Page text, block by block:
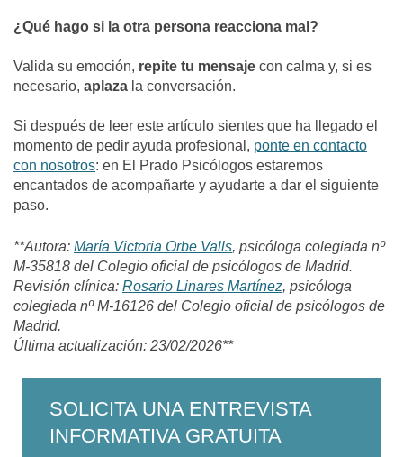
¿Qué hago si la otra persona reacciona mal?
Valida su emoción, repite tu mensaje con calma y, si es
necesario, aplaza la conversación.
Si después de leer este artículo sientes que ha llegado el
momento de pedir ayuda profesional, ponte en contacto
con nosotros: en El Prado Psicólogos estaremos
encantados de acompañarte y ayudarte a dar el siguiente
paso.
**Autora: María Victoria Orbe Valls, psicóloga colegiada nº
M-35818 del Colegio oficial de psicólogos de Madrid.
Revisión clínica: Rosario Linares Martínez, psicóloga
colegiada nº M-16126 del Colegio oficial de psicólogos de
Madrid.
Última actualización: 23/02/2026**
SOLICITA UNA ENTREVISTA
INFORMATIVA GRATUITA